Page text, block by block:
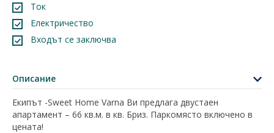
Ток
Електричество
Входът се заключва
Описание
Екипът -Sweet Home Varna Ви предлага двустаен
апартамент – 66 кв.м. в кв. Бриз. Паркомясто включено в
цената!